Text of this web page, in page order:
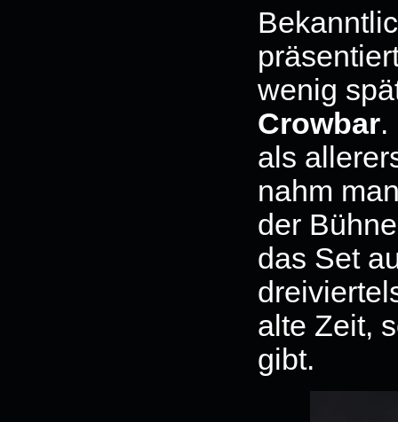
wenig
Crowbar.
als
nahm
der
das Set
alte Zeit,
gibt.